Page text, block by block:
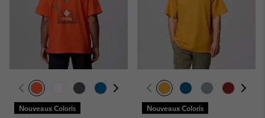
Nouveaux Coloris Nouveaux Coloris